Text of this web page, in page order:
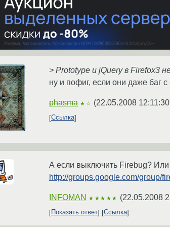
> Prototype и jQuery в Firefox3
ну и пофиг, если они даже баг
phasma ★☆ (22.05.2008
Ссылка
А если выключить Firebug?
http://groups.google.com/group/
INFOMAN ★★★★★ (22.05.2008
Показать ответ Ссылка